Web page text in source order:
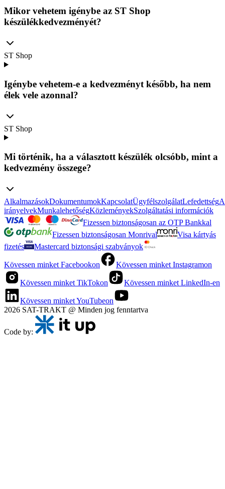
Mikor vehetem igénybe az ST Shop
készülékkedvezményét?
ST Shop
Igénybe vehetem-e a kedvezményt később, ha nem
élek vele azonnal?
ST Shop
Mi történik, ha a választott készülék olcsóbb, mint a
kedvezmény összege?
AlkalmazásokDokumentumokKapcsolatÜgyfélszolgálatLefedettség
irányelvekMunkalehetőségKözleményekSzolgáltatási információk
Fizessen biztonságosan az OTP Bankkal
Fizessen biztonságosan Monrival
Visa kártyás
fizetés
Mastercard biztonsági szabványok
Kövessen minket Facebookon Kövessen minket Instagramon
Kövessen minket TikTokon Kövessen minket LinkedIn-en
Kövessen minket YouTubeon
2026 SAT-TRAKT @ Minden jog fenntartva
Code by: